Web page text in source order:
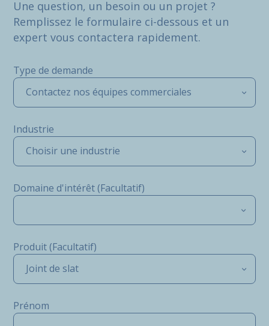
Une question, un besoin ou un projet ?
Remplissez le formulaire ci-dessous et un
expert vous contactera rapidement.
Type de demande
Contactez nos équipes commerciales
Industrie
Choisir une industrie
Domaine d'intérêt (Facultatif)
Produit (Facultatif)
Joint de slat
Prénom